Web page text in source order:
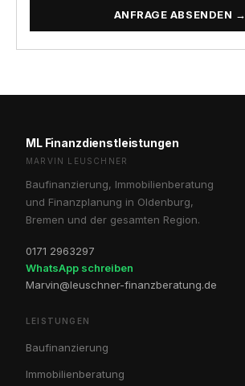
ANFRAGE ABSENDEN →
ML Finanzdienstleistungen
MARVIN LEUSCHNER
Baufinanzierung, Immobilienberatung
und Finanzplanung in Oldenburg,
Bremen und der gesamten Region.
0171 2963297
WhatsApp schreiben
Marvin@leuschner-finanzberatung.de
LEISTUNGEN
Baufinanzierung
Immobilienberatung